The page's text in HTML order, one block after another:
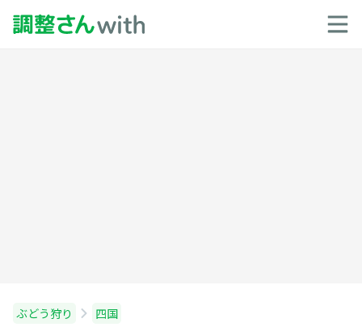
ぶどう狩り 四国